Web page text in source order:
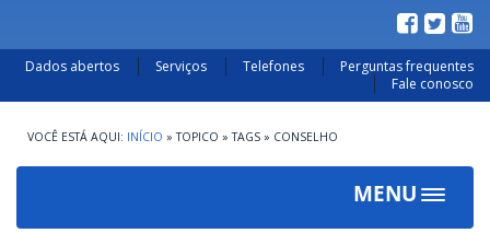
Dados abertos Serviços Telefones
Perguntas frequentes
Fale conosco
INÍCIO » TOPICO » TAGS » CONSELHO
MENU
Toggle